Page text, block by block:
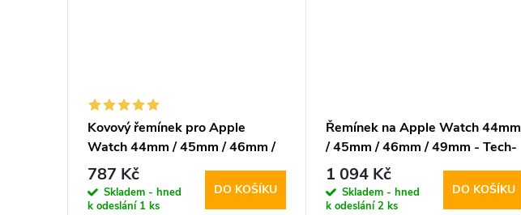
Kovový řemínek pro Apple
Watch 44mm / 45mm / 46mm /
49mm - Spigen, Modern Fit
Black
787 Kč
Skladem - hned
k odeslání 1 ks
DO KOŠÍKU
Řemínek na Apple Watch 44mm
/ 45mm / 46mm / 49mm - Tech-
Protect, Steelband Titanium
1 094 Kč
Skladem - hned
k odeslání2 ks
DO KOŠÍKU